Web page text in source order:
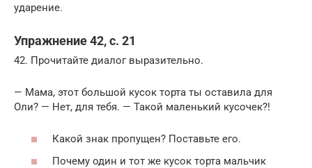
ударение.
Упражнение 42, с. 21
42. Прочитайте диалог выразительно.
— Мама, этот большой кусок торта ты оставила для
Оли? — Нет, для тебя. — Такой маленький кусочек?!
Какой знак пропущен? Поставьте его.
Почему один и тот же кусок торта мальчик